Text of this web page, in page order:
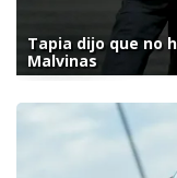
Tapia dijo que no
Malvinas